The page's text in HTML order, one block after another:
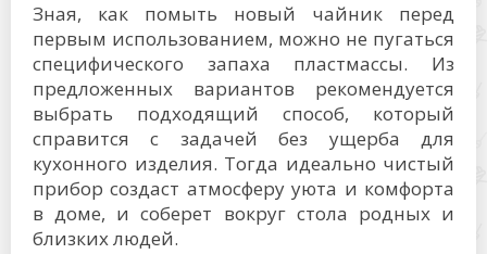
Зная, как помыть новый чайник перед
первым использованием, можно не пугаться
специфического запаха пластмассы. Из
предложенных вариантов рекомендуется
выбрать подходящий способ, который
справится с задачей без ущерба для
кухонного изделия. Тогда идеально чистый
прибор создаст атмосферу уюта и комфорта
в доме, и соберет вокруг стола родных и
близких людей.